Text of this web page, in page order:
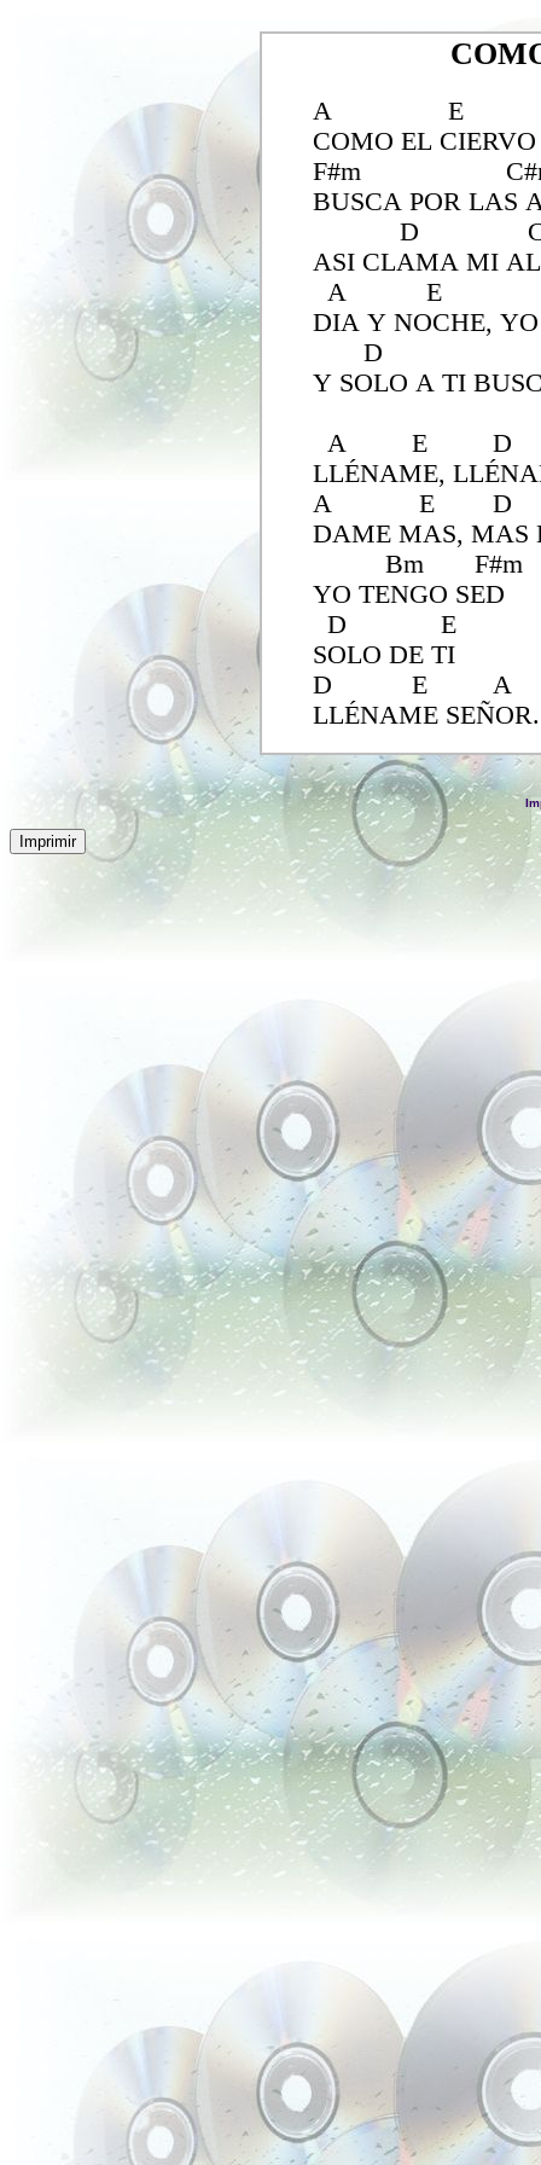
A E
COMO EL CIERVO
F#m
BUSCA POR LAS
D
ASI CLAMA MI
A E
DIA Y NOCHE,
D
Y SOLO A TI
A E
LLÉNAME,
A E
DAME MAS, MAS
Bm F#m
YO TENGO SED
D E
SOLO DE TI
D E A
LLÉNAME SEÑOR.